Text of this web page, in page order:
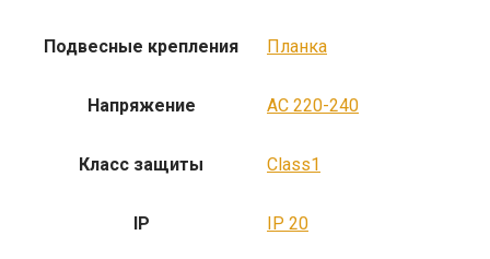
Подвесные крепления Планка
Напряжение AC 220-240
Класс защиты Class1
IP IP 20